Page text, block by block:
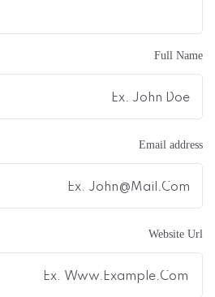
Full Name
Email address
Website Url